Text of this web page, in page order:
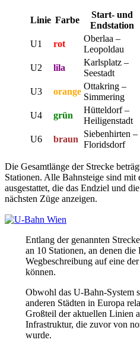
Linie Farbe
Start- und
Endstation
U1 rot
Oberlaa –
Leopoldau
U2 lila
Karlsplatz –
Seestadt
U3 orange
Ottakring –
Simmering
U4 grün
Hütteldorf –
Heiligenstadt
U6 braun
Siebenhirten –
Floridsdorf
Die Gesamtlänge der Strecke
Stationen. Alle Bahnsteige sind
ausgestattet, die das Endziel und
nächsten Züge anzeigen.
Entlang der genannten
an 10 Stationen, an denen die
Wegbeschreibung auf eine
können.
Obwohl das U-Bahn-System
anderen Städten in Europa
Großteil der aktuellen Linien
Infrastruktur, die zuvor von
wurde.